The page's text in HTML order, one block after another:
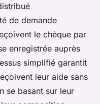
de demande
le chèque par
enregistrée auprès
simplifié garantit
leur aide sans
se basant sur leur